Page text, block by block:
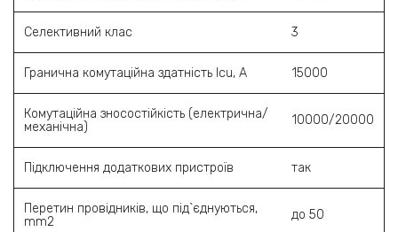
Селективний клас 3
Гранична комутаційна здатність Icu, A 15000
Комутаційна зносостійкість (електрична/
механічна)
10000/20000
Підключення додаткових пристроїв так
Перетин провідників, що під`єднуються,
mm2
до 50